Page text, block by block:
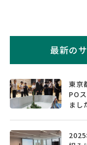
最新の
東京
PO
まし